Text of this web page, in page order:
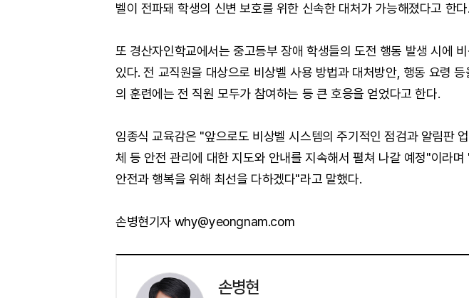
벨이 전파돼 학생의 신변 보호를 위한 신속한 대처가 가능해졌다고 한다.
또 경산자인학교에서는 중고등부 장애 학생들의 도전 행동 발생 시에
있다. 전 교직원을 대상으로 비상벨 사용 방법과 대처방안, 행동 요령
의 훈련에는 전 직원 모두가 참여하는 등 큰 호응을 얻었다고 한다.
임종식 교육감은 "앞으로도 비상벨 시스템의 주기적인 점검과 알림판
체 등 안전 관리에 대한 지도와 안내를 지속해서 펼쳐 나갈 예정"이라며
안전과 행복을 위해 최선을 다하겠다"라고 말했다.
손병현기자 why@yeongnam.com
손병현